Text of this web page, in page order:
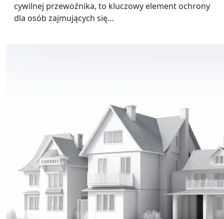
cywilnej przewoźnika, to kluczowy element ochrony
dla osób zajmujących się…